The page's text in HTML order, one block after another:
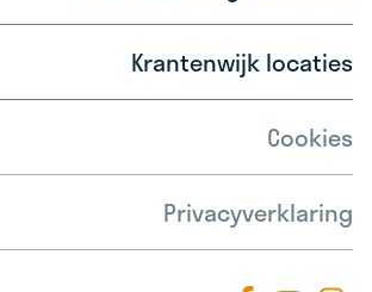
Krantenwijk locaties
Cookies
Privacyverklaring